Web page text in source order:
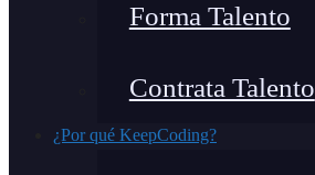
Forma Talento
Contrata Talento
¿Por qué KeepCoding?